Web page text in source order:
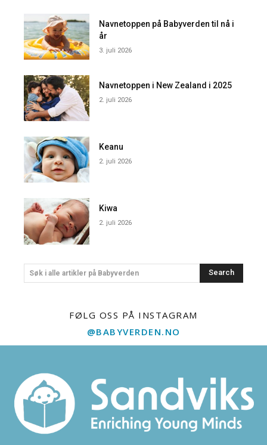
Navnetoppen på Babyverden til nå i
år
3. juli 2026
Navnetoppen i New Zealand i 2025
2. juli 2026
Keanu
2. juli 2026
Kiwa
2. juli 2026
Søk i alle artikler på Babyverden Search
FØLG OSS PÅ INSTAGRAM
@BABYVERDEN.NO